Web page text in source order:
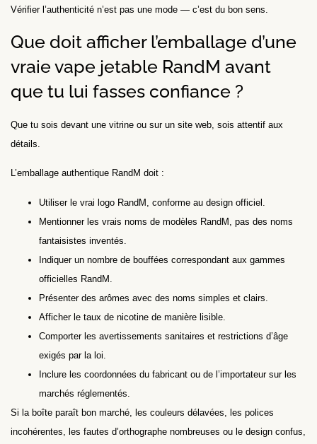
Vérifier l’authenticité n’est pas une mode — c’est du bon sens.
Que doit afficher l’emballage d’une
vraie vape jetable RandM avant
que tu lui fasses confiance ?
Que tu sois devant une vitrine ou sur un site web, sois attentif aux
détails.
L’emballage authentique RandM doit :
Utiliser le vrai logo RandM, conforme au design officiel.
Mentionner les vrais noms de modèles RandM, pas des noms
fantaisistes inventés.
Indiquer un nombre de bouffées correspondant aux gammes
officielles RandM.
Présenter des arômes avec des noms simples et clairs.
Afficher le taux de nicotine de manière lisible.
Comporter les avertissements sanitaires et restrictions d’âge
exigés par la loi.
Inclure les coordonnées du fabricant ou de l’importateur sur les
marchés réglementés.
Si la boîte paraît bon marché, les couleurs délavées, les polices
incohérentes, les fautes d’orthographe nombreuses ou le design confus,